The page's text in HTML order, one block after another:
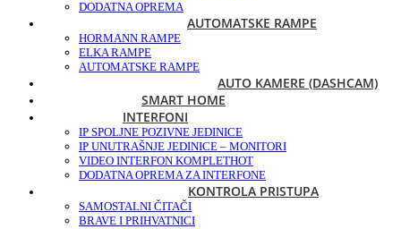
DODATNA OPREMA
AUTOMATSKE RAMPE
HORMANN RAMPE
ELKA RAMPE
AUTOMATSKE RAMPE
AUTO KAMERE (DASHCAM)
SMART HOME
INTERFONI
IP SPOLJNE POZIVNE JEDINICE
IP UNUTRAŠNJE JEDINICE – MONITORI
VIDEO INTERFON KOMPLETHOT
DODATNA OPREMA ZA INTERFONE
KONTROLA PRISTUPA
SAMOSTALNI ČITAČI
BRAVE I PRIHVATNICI